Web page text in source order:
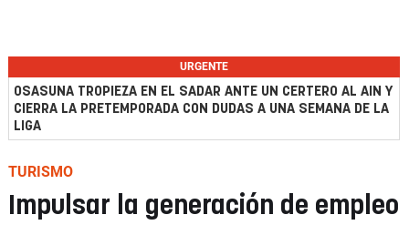
URGENTE
OSASUNA TROPIEZA EN EL SADAR ANTE UN CERTERO AL AIN Y
CIERRA LA PRETEMPORADA CON DUDAS A UNA SEMANA DE LA
LIGA
TURISMO
Impulsar la generación de empleo